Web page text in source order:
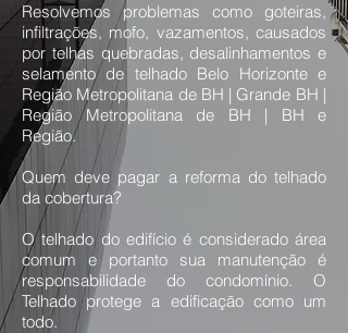
Resolvemos problemas como goteiras,
infiltrações, mofo, vazamentos, causados
por telhas quebradas, desalinhamentos e
selamento de telhado Belo Horizonte e
Região Metropolitana de BH | Grande BH |
Região Metropolitana de BH | BH e
Região.
Quem deve pagar a reforma do telhado
da cobertura?
O telhado do edifício é considerado área
comum e portanto sua manutenção é
responsabilidade do condomínio. O
Telhado protege a edificação como um
todo.